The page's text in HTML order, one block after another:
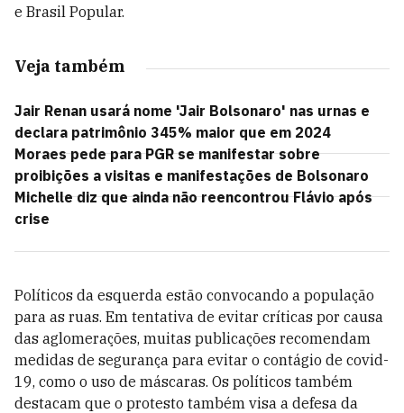
e Brasil Popular.
Veja também
Jair Renan usará nome 'Jair Bolsonaro' nas urnas e
declara patrimônio 345% maior que em 2024
Moraes pede para PGR se manifestar sobre
proibições a visitas e manifestações de Bolsonaro
Michelle diz que ainda não reencontrou Flávio após
crise
Políticos da esquerda estão convocando a população
para as ruas. Em tentativa de evitar críticas por causa
das aglomerações, muitas publicações recomendam
medidas de segurança para evitar o contágio de covid-
19, como o uso de máscaras. Os políticos também
destacam que o protesto também visa a defesa da